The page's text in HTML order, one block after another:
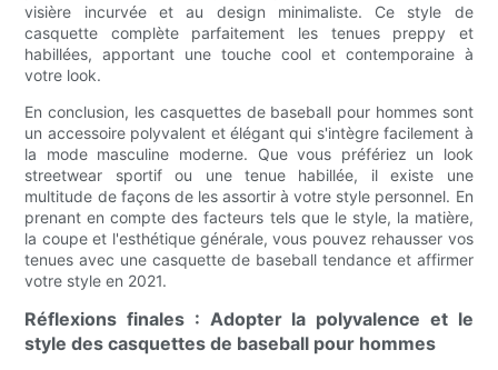
visière incurvée et au design minimaliste. Ce style de
casquette complète parfaitement les tenues preppy et
habillées, apportant une touche cool et contemporaine à
votre look.
En conclusion, les casquettes de baseball pour hommes sont
un accessoire polyvalent et élégant qui s'intègre facilement à
la mode masculine moderne. Que vous préfériez un look
streetwear sportif ou une tenue habillée, il existe une
multitude de façons de les assortir à votre style personnel. En
prenant en compte des facteurs tels que le style, la matière,
la coupe et l'esthétique générale, vous pouvez rehausser vos
tenues avec une casquette de baseball tendance et affirmer
votre style en 2021.
Réflexions finales : Adopter la polyvalence et le
style des casquettes de baseball pour hommes